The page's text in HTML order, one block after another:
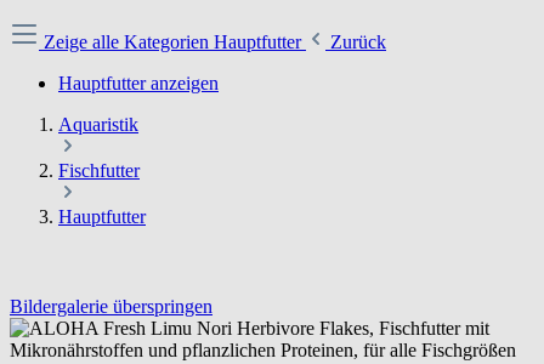
Zeige alle Kategorien Hauptfutter
Zurück
Hauptfutter anzeigen
Aquaristik
Fischfutter
Hauptfutter
Bildergalerie überspringen